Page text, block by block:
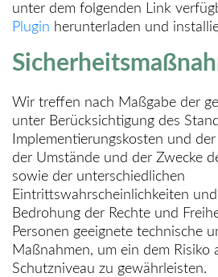
unter dem folgenden Link
Plugin herunterladen und
Wir treffen nach Maßgabe der
unter Berücksichtigung des
Implementierungskosten und
der Umstände und der Zwecke
sowie der unterschiedlichen
Eintrittswahrscheinlichkeiten
Bedrohung der Rechte und
Personen geeignete technische
Maßnahmen, um ein dem Risiko
Schutzniveau zu gewährleisten.